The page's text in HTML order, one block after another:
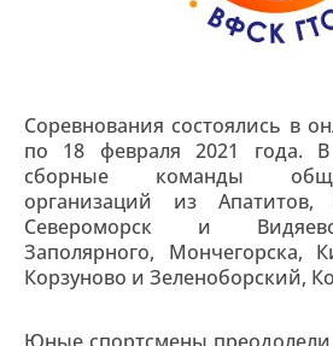
Соревнования состоялись в
по 18 февраля 2021 года. В
сборные команды
организаций из Апатитов,
Североморск и
Заполярного, Мончегорска,
Корзуново и Зеленоборский,